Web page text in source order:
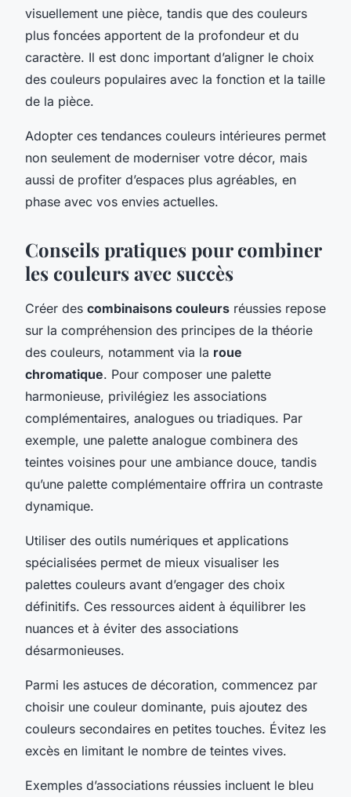
visuellement une pièce, tandis que des couleurs
plus foncées apportent de la profondeur et du
caractère. Il est donc important d’aligner le choix
des couleurs populaires avec la fonction et la taille
de la pièce.
Adopter ces tendances couleurs intérieures permet
non seulement de moderniser votre décor, mais
aussi de profiter d’espaces plus agréables, en
phase avec vos envies actuelles.
Conseils pratiques pour combiner
les couleurs avec succès
Créer des combinaisons couleurs réussies repose
sur la compréhension des principes de la théorie
des couleurs, notamment via la roue
chromatique. Pour composer une palette
harmonieuse, privilégiez les associations
complémentaires, analogues ou triadiques. Par
exemple, une palette analogue combinera des
teintes voisines pour une ambiance douce, tandis
qu’une palette complémentaire offrira un contraste
dynamique.
Utiliser des outils numériques et applications
spécialisées permet de mieux visualiser les
palettes couleurs avant d’engager des choix
définitifs. Ces ressources aident à équilibrer les
nuances et à éviter des associations
désarmonieuses.
Parmi les astuces de décoration, commencez par
choisir une couleur dominante, puis ajoutez des
couleurs secondaires en petites touches. Évitez les
excès en limitant le nombre de teintes vives.
Exemples d’associations réussies incluent le bleu